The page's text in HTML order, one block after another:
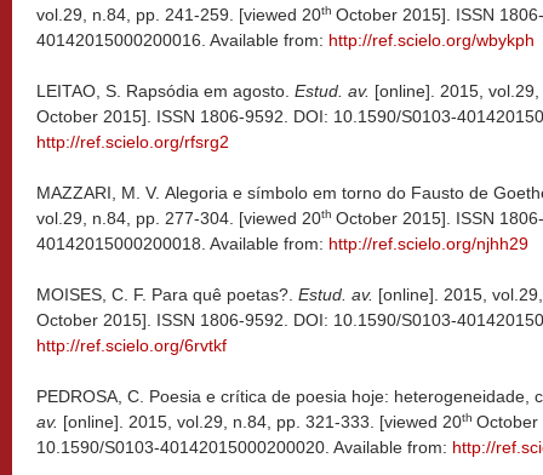
vol.29, n.84, pp. 241-259. [viewed 20th October 2015]. ISSN
40142015000200016. Available from: http://ref.scielo.org/wbykph
LEITAO, S. Rapsódia em agosto. Estud. av. [online]. 2015,
October 2015]. ISSN 1806-9592. DOI: 10.1590/S0103-
http://ref.scielo.org/rfsrg2
MAZZARI, M. V. Alegoria e símbolo em torno do Fausto de
vol.29, n.84, pp. 277-304. [viewed 20th October 2015]. ISSN
40142015000200018. Available from: http://ref.scielo.org/njhh29
MOISES, C. F. Para quê poetas?. Estud. av. [online]. 2015,
October 2015]. ISSN 1806-9592. DOI: 10.1590/S0103-
http://ref.scielo.org/6rvtkf
PEDROSA, C. Poesia e crítica de poesia hoje: heterogeneidade,
av. [online]. 2015, vol.29, n.84, pp. 321-333. [viewed 20th October
10.1590/S0103-40142015000200020. Available from: http://